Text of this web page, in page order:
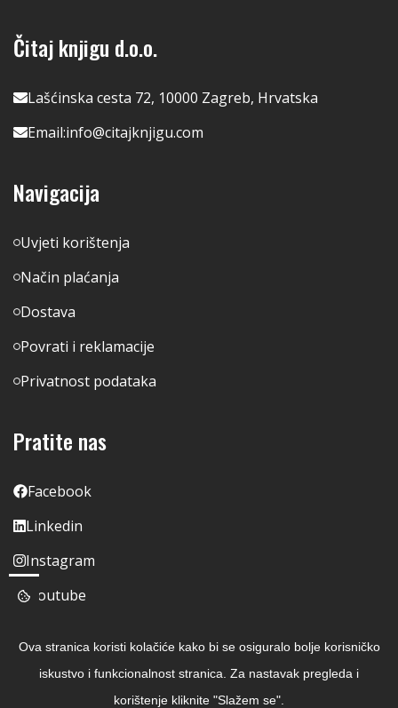
Čitaj knjigu d.o.o.
Lašćinska cesta 72, 10000 Zagreb, Hrvatska
Email:info@citajknjigu.com
Navigacija
Uvjeti korištenja
Način plaćanja
Dostava
Povrati i reklamacije
Privatnost podataka
Pratite nas
Facebook
Linkedin
Instagram
Youtube
Ova stranica koristi kolačiće kako bi se osiguralo bolje korisničko
iskustvo i funkcionalnost stranica. Za nastavak pregleda i
korištenje kliknite "Slažem se".